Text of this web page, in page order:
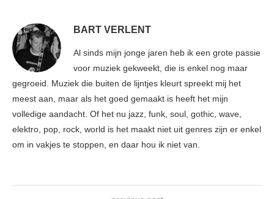
BART VERLENT
Al sinds mijn jonge jaren heb ik een grote passie
voor muziek gekweekt, die is enkel nog maar
gegroeid. Muziek die buiten de lijntjes kleurt spreekt mij het
meest aan, maar als het goed gemaakt is heeft het mijn
volledige aandacht. Of het nu jazz, funk, soul, gothic, wave,
elektro, pop, rock, world is het maakt niet uit genres zijn er enkel
om in vakjes te stoppen, en daar hou ik niet van.